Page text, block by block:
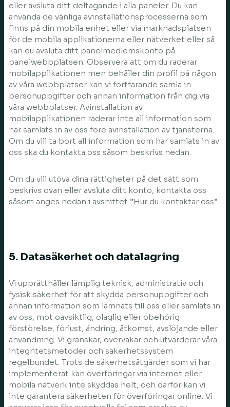
eller avsluta ditt deltagande i alla paneler. Du kan
använda de vanliga avinstallationsprocesserna som
finns på din mobila enhet eller via marknadsplatsen
för de mobila applikationerna eller nätverket eller så
kan du avsluta ditt panelmedlemskonto på
panelwebbplatsen. Observera att om du raderar
mobilapplikationen men behåller din profil på någon
av våra webbplatser kan vi fortfarande samla in
personuppgifter och annan information från dig via
våra webbplatser. Avinstallation av
mobilapplikationen raderar inte all information som
har samlats in av oss före avinstallation av tjänsterna.
Om du vill ta bort all information som har samlats in av
oss ska du kontakta oss såsom beskrivs nedan.
Om du vill utöva dina rättigheter på det sätt som
beskrivs ovan eller avsluta ditt konto, kontakta oss
såsom anges nedan i avsnittet ”Hur du kontaktar oss”.
5. Datasäkerhet och datalagring
Vi upprätthåller lämplig teknisk, administrativ och
fysisk säkerhet för att skydda personuppgifter och
annan information som lämnats till oss eller samlats in
av oss, mot oavsiktlig, olaglig eller obehörig
förstörelse, förlust, ändring, åtkomst, avslöjande eller
användning. Vi granskar, övervakar och utvärderar våra
integritetsmetoder och säkerhetssystem
regelbundet. Trots de säkerhetsåtgärder som vi har
implementerat kan överföringar via internet eller
mobila nätverk inte skyddas helt, och därför kan vi
inte garantera säkerheten för överföringar online. Vi